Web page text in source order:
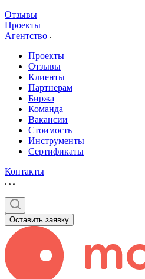
Отзывы
Проекты
Агентство
Проекты
Отзывы
Клиенты
Партнерам
Биржа
Команда
Вакансии
Стоимость
Инструменты
Сертификаты
Контакты
Оставить заявку